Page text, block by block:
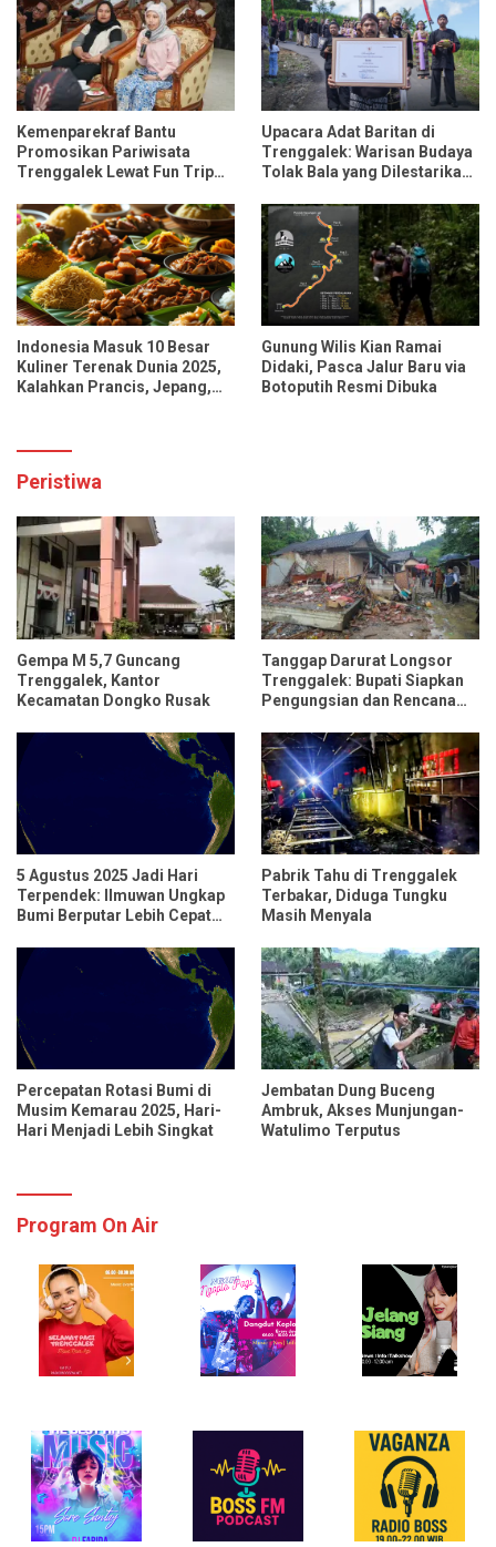
Kemenparekraf Bantu
Promosikan Pariwisata
Trenggalek Lewat Fun Trip
Media Nasional
Upacara Adat Baritan di
Trenggalek: Warisan Budaya
Tolak Bala yang Dilestarikan
Indonesia Masuk 10 Besar
Kuliner Terenak Dunia 2025,
Kalahkan Prancis, Jepang,
Gunung Wilis Kian Ramai
Didaki, Pasca Jalur Baru via
Botoputih Resmi Dibuka
Peristiwa
Gempa M 5,7 Guncang
Trenggalek, Kantor
Kecamatan Dongko Rusak
Tanggap Darurat Longsor
Trenggalek: Bupati Siapkan
Pengungsian dan Rencana
5 Agustus 2025 Jadi Hari
Terpendek: Ilmuwan Ungkap
Bumi Berputar Lebih Cepat
Pabrik Tahu di Trenggalek
Terbakar, Diduga Tungku
Masih Menyala
Percepatan Rotasi Bumi di
Musim Kemarau 2025, Hari-
Hari Menjadi Lebih Singkat
Jembatan Dung Buceng
Ambruk, Akses Munjungan-
Watulimo Terputus
Program On Air